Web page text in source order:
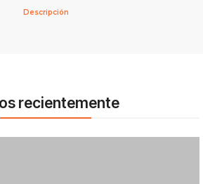
Descripción
recientemente